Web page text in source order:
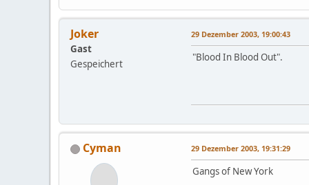
Joker
Gast
Gespeichert
29 Dezember 2003, 19:00:43
"Blood In Blood Out".
Cyman 29 Dezember 2003, 19:31:29
Gangs of New York